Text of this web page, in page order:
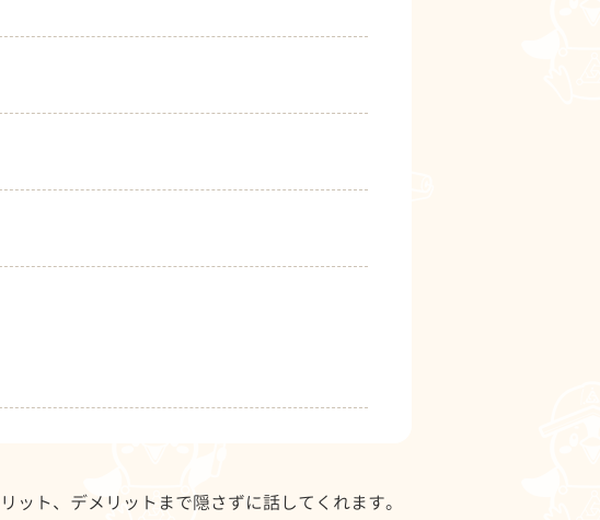
ト、デメリットまで隠さずに話してくれます。